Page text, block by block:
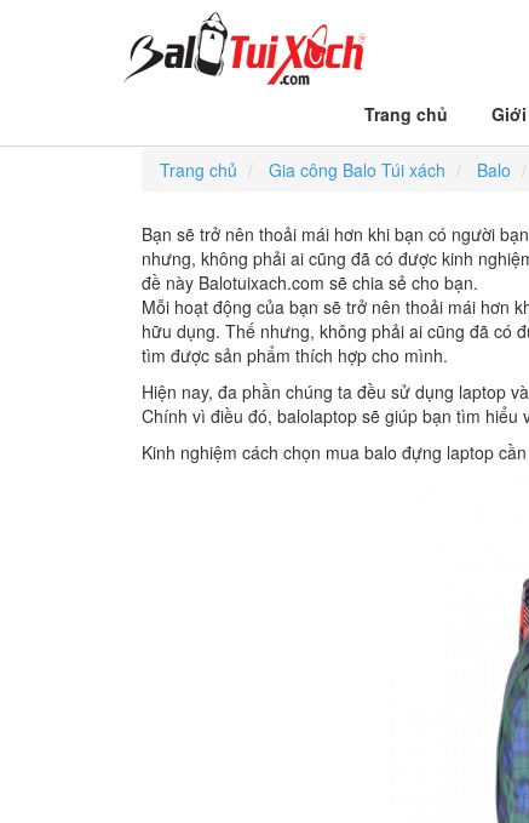
Trang chủ
MUA BALO LAPTOP CHUYÊN
Trang chủ Gia công Balo Túi xách Balo
Bạn sẽ trở nên thoải mái hơn khi bạn có người
nhưng, không phải ai cũng đã có được kinh
đề này Balotuixach.com sẽ chia sẻ cho bạn.
Mỗi hoạt động của bạn sẽ trở nên thoải mái hơn
hữu dụng. Thế nhưng, không phải ai cũng đã có
tìm được sản phẩm thích hợp cho mình.
Hiện nay, đa phần chúng ta đều sử dụng laptop
Chính vì điều đó, balolaptop sẽ giúp bạn tìm
Kinh nghiệm cách chọn mua balo đựng laptop